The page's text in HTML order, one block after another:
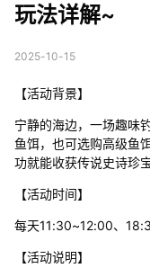
玩法详解~
2025-10-15
【活动背景】
宁静的海边，一场趣味
鱼饵，也可选购高级鱼
功就能收获传说史诗珍
【活动时间】
每天11:30~12:00、
【活动说明】